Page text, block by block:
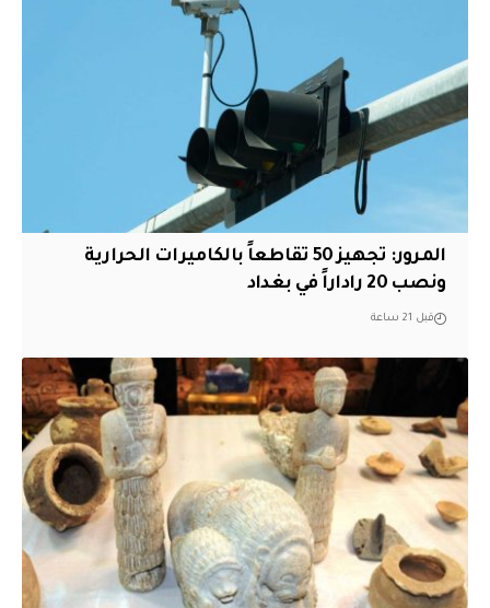
المرور: تجهيز 50 تقاطعاً بالكاميرات الحرارية
ونصب 20 راداراً في بغداد
قبل 21 ساعة